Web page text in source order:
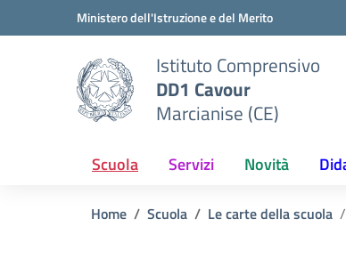
Vai ai contenuti
Vai al menu di navigazioneMinistero dell'Istruzione e del Merito
Istituto Comprensivo
DD1 Cavour
Marcianise (CE)
Scuola Servizi Novità
Home Scuola Le carte della scuola